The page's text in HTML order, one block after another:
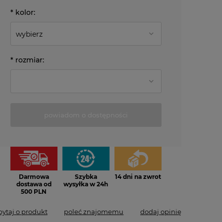
* kolor:
* rozmiar:
Darmowa
dostawa od
500 PLN
Szybka
wysyłka w 24h
14 dni na zwrot
o produkt poleć znajomemu
dodaj opinię